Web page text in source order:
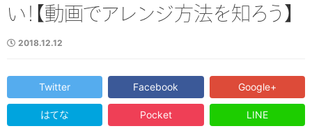
い！【動画でアレンジ方法を知ろう】
2018.12.12
Twitter Facebook Google+
はてな Pocket LINE